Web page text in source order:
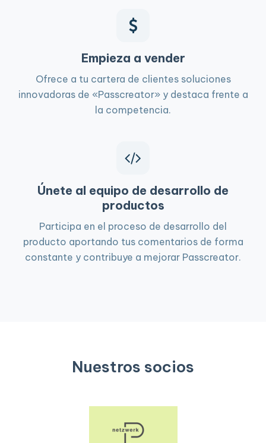
Empieza a vender
Ofrece a tu cartera de clientes soluciones
innovadoras de «Passcreator» y destaca frente a
la competencia.
Únete al equipo de desarrollo de
productos
Participa en el proceso de desarrollo del
producto aportando tus comentarios de forma
constante y contribuye a mejorar Passcreator.
Nuestros socios